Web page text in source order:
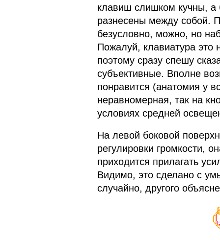
клавиш слишком кучны, а
разнесены между собой.
безусловно, можно, но
Пожалуй, клавиатура это
поэтому сразу спешу
субъективные. Вполне
понравится (анатомия у
неравномерная, так на
условиях средней
На левой боковой
регулировки громкости,
приходится прилагать
Видимо, это сделано с
случайно, другого